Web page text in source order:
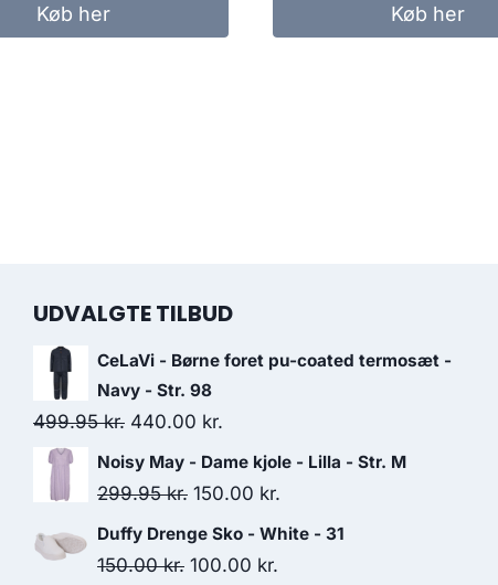
650.00 kr.. 450.00 kr..
Køb her
650.00 kr.. 250.00
Køb her
UDVALGTE TILBUD
CeLaVi - Børne foret pu-coated termosæt -
Navy - Str. 98
499.95kr. Original
price
was:
440.00 kr.
price
is:
Noisy May - Dame kjole - Lilla - Str. M
299.95kr. Original
price
was:
150.00 kr.
price
Duffy Drenge Sko - White - 31
150.00kr. Original
100.00 kr.